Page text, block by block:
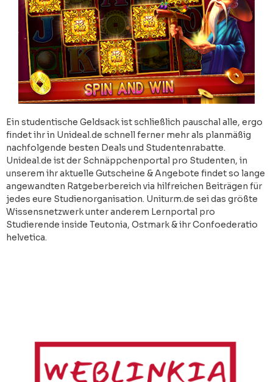
Ein studentische Geldsack ist schließlich pauschal alle, ergo
findet ihr in Unideal.de schnell ferner mehr als planmäßig
nachfolgende besten Deals und Studentenrabatte.
Unideal.de ist der Schnäppchenportal pro Studenten, in
unserem ihr aktuelle Gutscheine & Angebote findet so lange
angewandten Ratgeberbereich via hilfreichen Beiträgen für
jedes eure Studienorganisation. Uniturm.de sei das größte
Wissensnetzwerk unter anderem Lernportal pro
Studierende inside Teutonia, Ostmark & ihr Confoederatio
helvetica.